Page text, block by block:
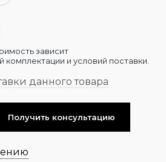
зависит
комплектации и условий поставки.
данного товара
Получить консультацию